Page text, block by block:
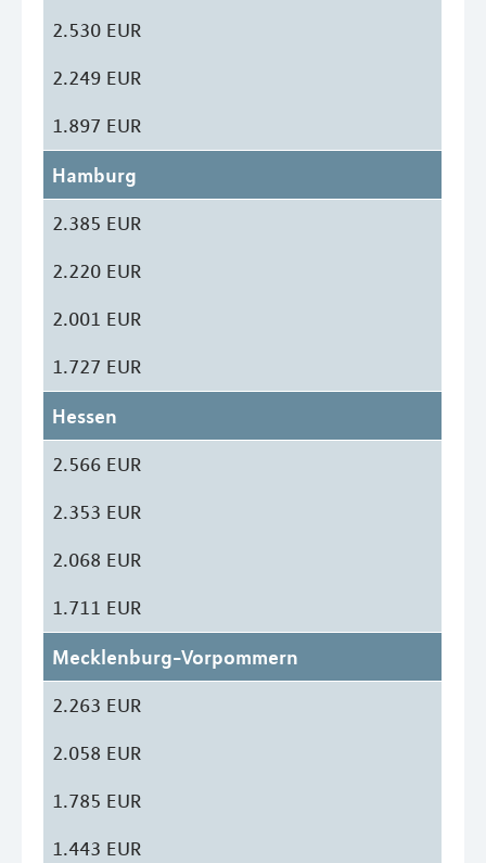
2.530 EUR
2.249 EUR
1.897 EUR
Hamburg
2.385 EUR
2.220 EUR
2.001 EUR
1.727 EUR
Hessen
2.566 EUR
2.353 EUR
2.068 EUR
1.711 EUR
Mecklenburg-Vorpommern
2.263 EUR
2.058 EUR
1.785 EUR
1.443 EUR